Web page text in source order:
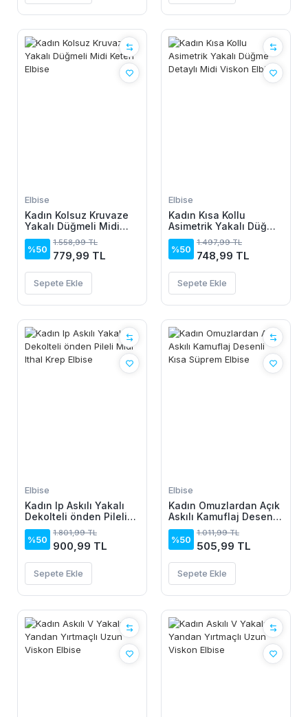
Elbise
Kadın Kolsuz Kruvaze
Yakalı Düğmeli Midi
Keten Elbise
%50
1.558,99 TL
779,99 TL
Sepete Ekle
Elbise
Kadın Kısa Kollu
Asimetrik Yakalı Düğme
Detaylı Midi Viskon
Elbise
%50
1.497,99 TL
748,99 TL
Sepete Ekle
Elbise
Kadın Ip Askılı Yakalı
Dekolteli önden Pileli
Midi Ithal Krep Elbise
%50
1.801,99 TL
900,99 TL
Sepete Ekle
Elbise
Kadın Omuzlardan Açık
Askılı Kamuflaj Desenli
Kısa Süprem Elbise
%50
1.011,99 TL
505,99 TL
Sepete Ekle